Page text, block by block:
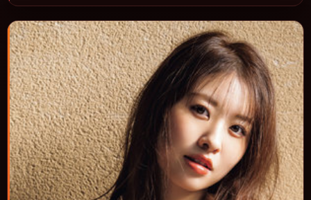
片的选择。